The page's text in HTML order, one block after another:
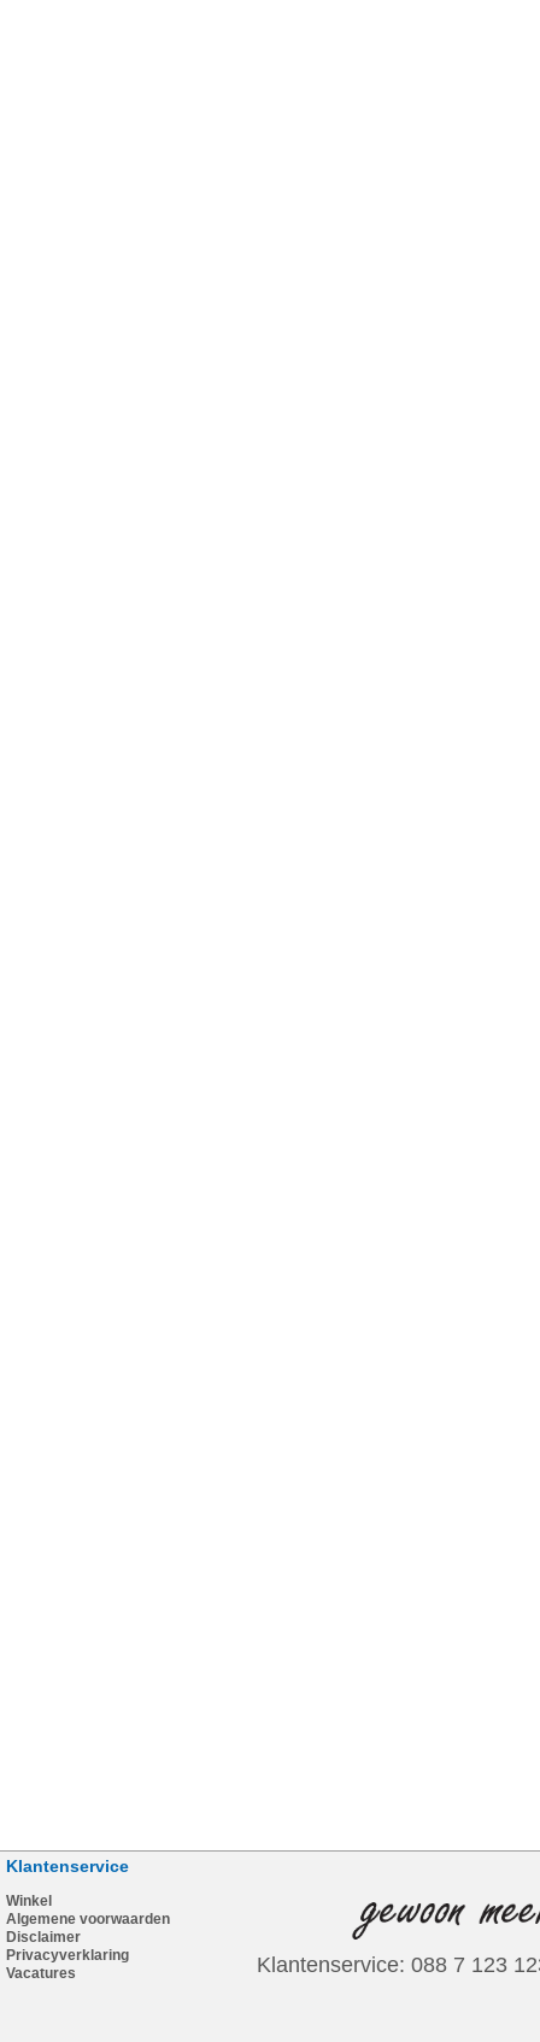
Klantenservice
Winkel
Algemene voorwaarden
Disclaimer
Privacyverklaring
Vacatures
Klantenservice: 088 7 123